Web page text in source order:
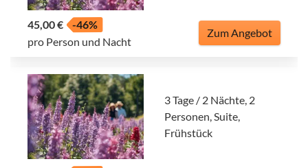
45,00 €
-46%
pro Person und Nacht
Zum Angebot
3 Tage / 2 Nächte, 2
Personen, Suite,
Frühstück